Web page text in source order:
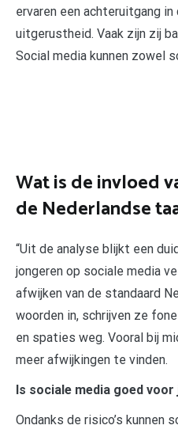
ervaren een achteruitgang
uitgerustheid. Vaak zijn zij
Social media kunnen zowel
Wat is de invloed
de Nederlandse
“Uit de analyse blijkt een
jongeren op sociale media
afwijken van de standaard
woorden in, schrijven ze
en spaties weg. Vooral bij
meer afwijkingen te vinden.
Is sociale media goed voor
Ondanks de risico’s kunnen